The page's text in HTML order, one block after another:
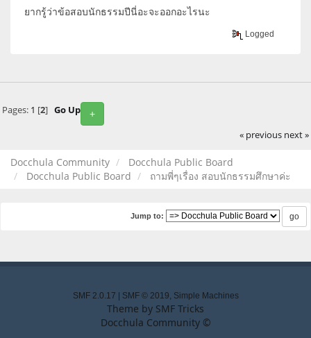
ยากรู้ว่าข้อสอบนักธรรมปีนี่อะจะออกอะไรนะ
Logged
+
Pages: 1 [2] Go Up
« previous next »
Docchula Community
Docchula Public Board
Docchula Public Board
ถามพี่ๆเรื่อง สอบนักธรรมศึกษาค่ะ
Jump to:
SMF 2.0.17 SMF © 2019, Simple Machines
Theme by SMF Tricks
Docchula Community ©